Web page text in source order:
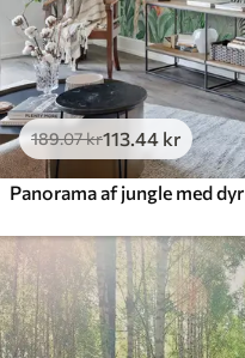
Peel and Stick
666.67400.00kr/m²
189.07kr113 .44 kr
Panorama af jungle med dyr